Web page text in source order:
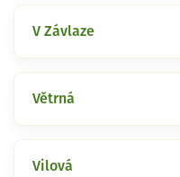
V Závlaze
Větrná
Vilová